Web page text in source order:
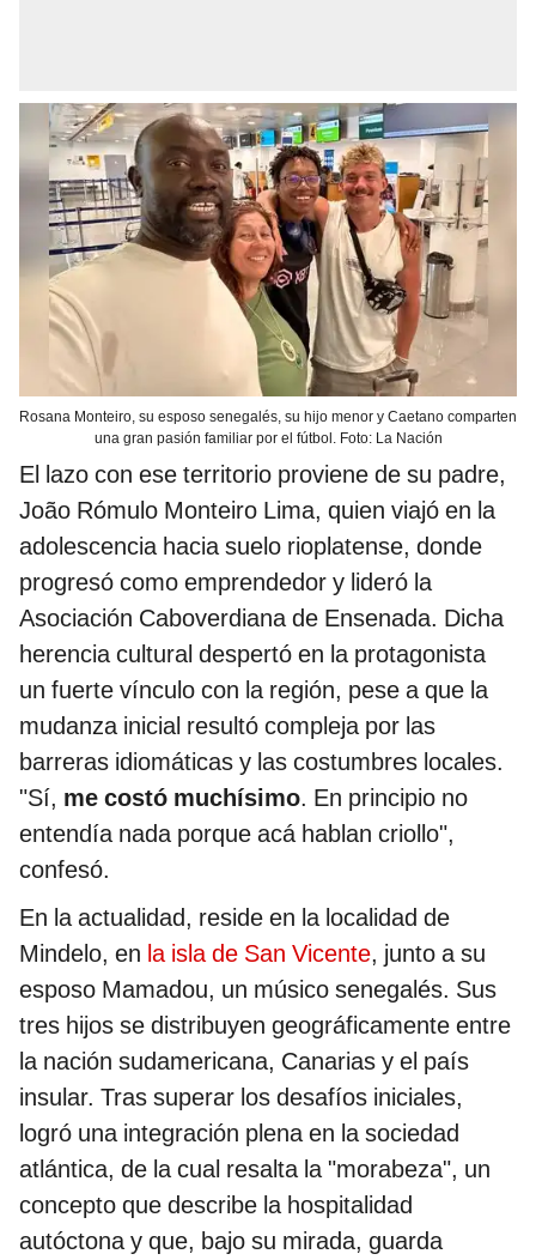
Rosana Monteiro, su esposo senegalés, su hijo menor y Caetano comparten
una gran pasión familiar por el fútbol. Foto: La Nación
El lazo con ese territorio proviene de su padre,
João Rómulo Monteiro Lima, quien viajó en la
adolescencia hacia suelo rioplatense, donde
progresó como emprendedor y lideró la
Asociación Caboverdiana de Ensenada. Dicha
herencia cultural despertó en la protagonista
un fuerte vínculo con la región, pese a que la
mudanza inicial resultó compleja por las
barreras idiomáticas y las costumbres locales.
"Sí, me costó muchísimo. En principio no
entendía nada porque acá hablan criollo",
confesó.
En la actualidad, reside en la localidad de
Mindelo, en la isla de San Vicente, junto a su
esposo Mamadou, un músico senegalés. Sus
tres hijos se distribuyen geográficamente entre
la nación sudamericana, Canarias y el país
insular. Tras superar los desafíos iniciales,
logró una integración plena en la sociedad
atlántica, de la cual resalta la "morabeza", un
concepto que describe la hospitalidad
autóctona y que, bajo su mirada, guarda